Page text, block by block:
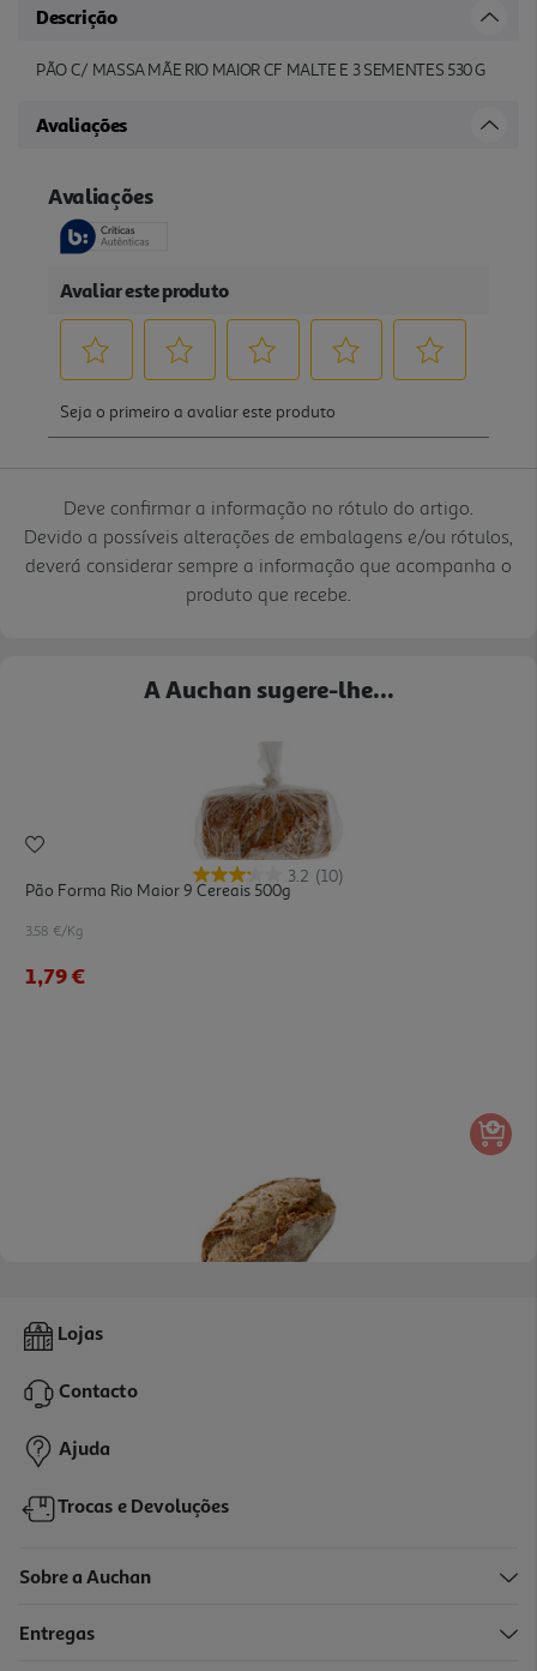
Descrição
PÃO C/ MASSA MÃE RIO MAIOR CF MALTE E 3 SEMENTES 530 G
Avaliações
Deve confirmar a informação no rótulo do artigo.
Devido a possíveis alterações de embalagens e/ou rótulos,
deverá considerar sempre a informação que acompanha o
produto que recebe.
A Auchan sugere-lhe...
3.2 (10)
Pão Forma Rio Maior 9 Cereais 500g
3.58 €/Kg
1,79 €
Pão 100% Integral Mf 350 Gr
1,39 €
Lojas
Contacto
Ajuda
Trocas e Devoluções
Sobre a Auchan
Entregas